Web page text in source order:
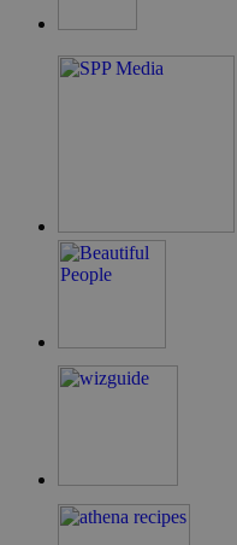
takeOverCookie